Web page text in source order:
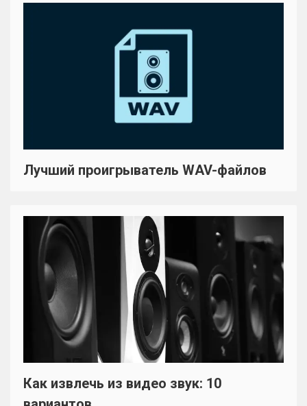
Лучший проигрыватель WAV-файлов
Как извлечь из видео звук: 10